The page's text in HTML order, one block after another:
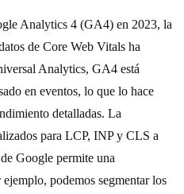
Analytics 4 (GA4) en 2023, la
de Core Web Vitals ha
Analytics, GA4 está
en eventos, lo que lo hace
detalladas. La
para LCP, INP y CLS a
de Google permite una
podemos segmentar los